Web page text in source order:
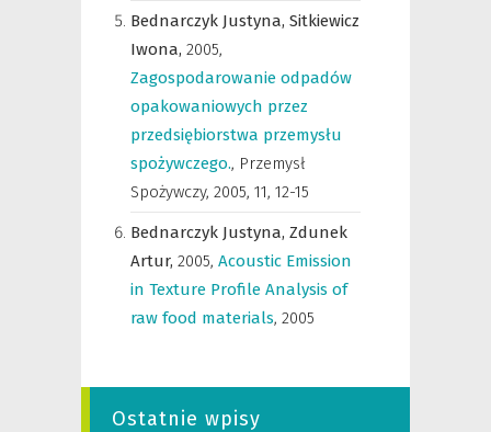
Bednarczyk Justyna, Sitkiewicz
Iwona, 2005,
Zagospodarowanie odpadów
opakowaniowych przez
przedsiębiorstwa przemysłu
spożywczego., Przemysł
Spożywczy, 2005, 11, 12-15
Bednarczyk Justyna, Zdunek
Artur, 2005, Acoustic Emission
in Texture Profile Analysis of
raw food materials, 2005
Ostatnie wpisy